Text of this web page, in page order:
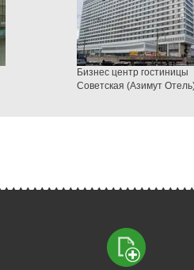
Бизнес центр гостиницы
Советская (Азимут